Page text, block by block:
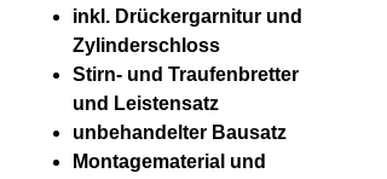
inkl. Drückergarnitur und
Zylinderschloss
Stirn- und Traufenbretter
und Leistensatz
unbehandelter Bausatz
Montagematerial und